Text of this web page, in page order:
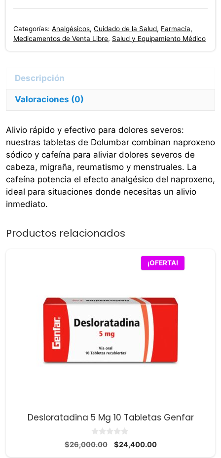
Mg+50
Cafeina
Categorías: Analgésicos, Cuidado de la Salud, Farmacia,
Medicamentos de Venta Libre, Salud y Equipamiento Médico
Valoraciones (0)
Alivio rápido y efectivo para dolores severos:
nuestras tabletas de Dolumbar combinan naproxeno
sódico y cafeína para aliviar dolores severos de
cabeza, migraña, reumatismo y menstruales. La
cafeína potencia el efecto analgésico del naproxeno,
ideal para situaciones donde necesitas un alivio
inmediato.
Productos relacionados
¡OFERTA!
Desloratadina 5 Mg 10 Tabletas Genfar
0
d
$26,000.00
El
$24,400.00El